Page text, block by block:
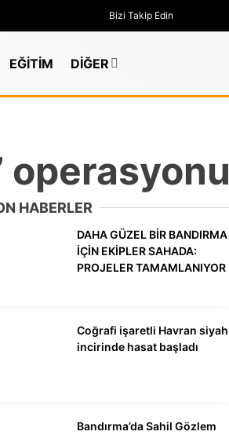
GÜNDEM
DÜNYA
EKONOMİ
Bizi Takip Edin
EĞİTİM DİĞER
operasyonu
HABERLER
DAHA GÜZEL BİR BANDIRMA
İÇİN EKİPLER SAHADA:
PROJELER TAMAMLANIYOR
Coğrafi işaretli Havran siyah
incirinde hasat başladı
Bandırma’da Sahil Gözlem